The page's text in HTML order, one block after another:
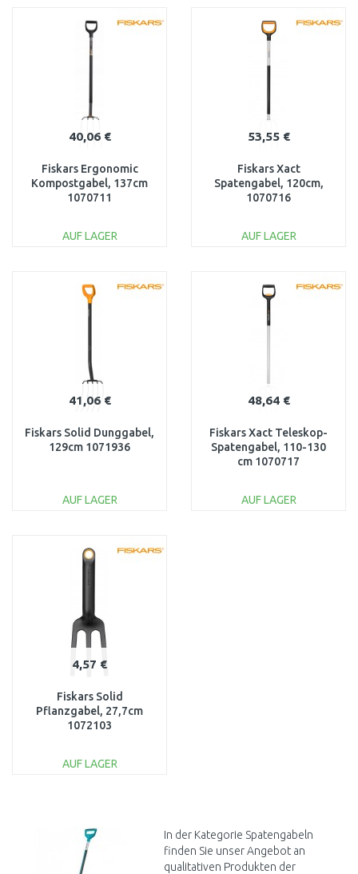
Vergleichen Vergleichen
40,06 €
Fiskars Ergonomic
Kompostgabel, 137cm
1070711
AUF LAGER
Vergleichen
53,55 €
Fiskars Xact
Spatengabel, 120cm,
1070716
AUF LAGER
Vergleichen
41,06 €
Fiskars Solid Dunggabel,
129cm 1071936
AUF LAGER
Vergleichen
48,64 €
Fiskars Xact Teleskop-
Spatengabel, 110-130
cm 1070717
AUF LAGER
4,57 €
Fiskars Solid
Pflanzgabel, 27,7cm
1072103
AUF LAGER
Vergleichen
In der Kategorie Spatengabeln
finden Sie unser Angebot an
qualitativen Produkten der